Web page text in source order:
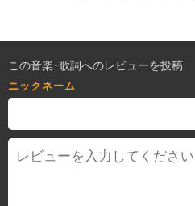
この音楽･歌詞へのレビューを投稿
ニックネーム